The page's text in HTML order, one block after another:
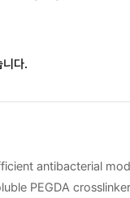
다.
antibacterial
PEGDA